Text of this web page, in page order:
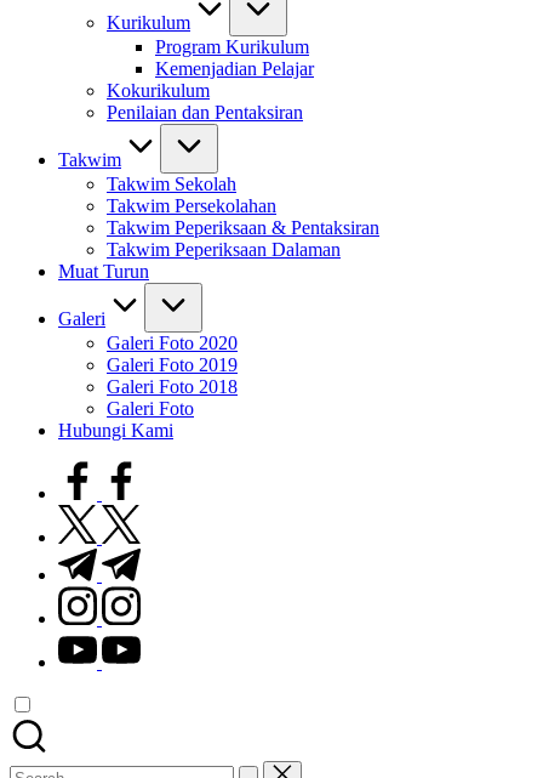
Kurikulum
Program Kurikulum
Kemenjadian Pelajar
Kokurikulum
Penilaian dan Pentaksiran
Takwim
Takwim Sekolah
Takwim Persekolahan
Takwim Peperiksaan & Pentaksiran
Takwim Peperiksaan Dalaman
Muat Turun
Galeri
Galeri Foto 2020
Galeri Foto 2019
Galeri Foto 2018
Galeri Foto
Hubungi Kami
facebook.com
twitter.com
t.me
instagram.com
youtube.com
Search